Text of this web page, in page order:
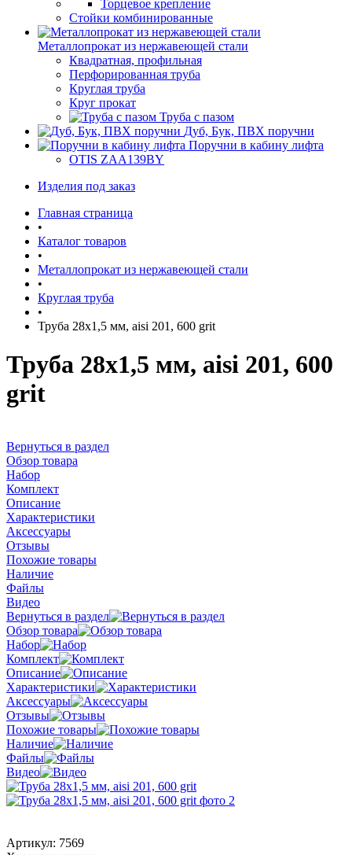
Торцевое крепление
Стойки комбинированные
Металлопрокат из нержавеющей стали
Квадратная, профильная
Перфорированная труба
Круглая труба
Круг прокат
Труба с пазом
Дуб, Бук, ПВХ поручни
Поручни в кабину лифта
OTIS ZAA139BY
Изделия под заказ
Главная страница
•
Каталог товаров
•
Металлопрокат из нержавеющей стали
•
Круглая труба
•
Труба 28х1,5 мм, aisi 201, 600 grit
Труба 28х1,5 мм, aisi 201, 600
grit
Вернуться в раздел
Обзор товара
Набор
Комплект
Описание
Характеристики
Аксессуары
Отзывы
Похожие товары
Наличие
Файлы
Видео
Вернуться в раздел
Обзор товара
Набор
Комплект
Описание
Характеристики
Аксессуары
Отзывы
Похожие товары
Наличие
Файлы
Видео
Артикул: 7569